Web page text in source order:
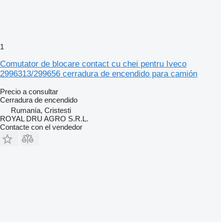
1
Comutator de blocare contact cu chei pentru Iveco
2996313/299656 cerradura de encendido para camión
Precio a consultar
Cerradura de encendido
Rumanía, Cristesti
ROYAL DRU AGRO S.R.L.
Contacte con el vendedor